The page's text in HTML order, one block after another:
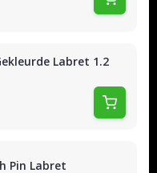
Labret 1.2
Pin Labret